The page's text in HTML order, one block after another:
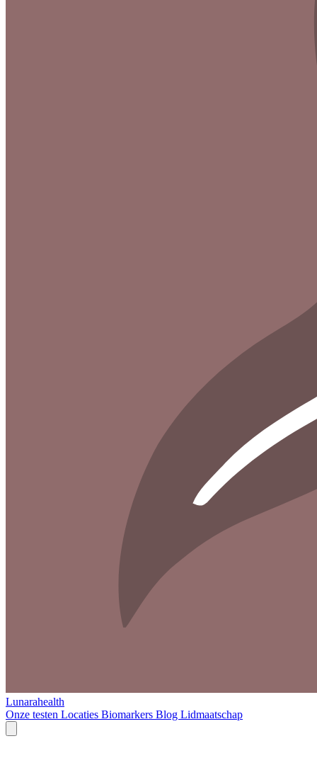
Lunarahealth
Onze testen Locaties Biomarkers Blog Lidmaatschap